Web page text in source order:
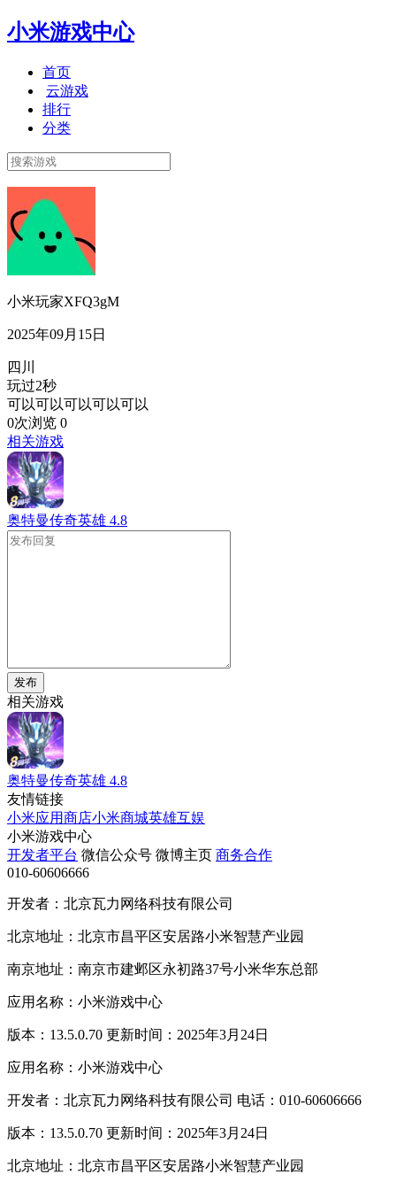
小米游戏中心
首页
云游戏
排行
分类
小米玩家XFQ3gM
2025年09月15日
四川
玩过2秒
可以可以可以可以可以
0次浏览 0
相关游戏
奥特曼传奇英雄 4.8
发布
相关游戏
奥特曼传奇英雄 4.8
友情链接
小米应用商店小米商城英雄互娱
小米游戏中心
开发者平台 微信公众号 微博主页 商务合作
010-60606666
开发者：北京瓦力网络科技有限公司
北京地址：北京市昌平区安居路小米智慧产业园
南京地址：南京市建邺区永初路37号小米华东总部
应用名称：小米游戏中心
版本：13.5.0.70 更新时间：2025年3月24日
应用名称：小米游戏中心
开发者：北京瓦力网络科技有限公司 电话：010-60606666
版本：13.5.0.70 更新时间：2025年3月24日
北京地址：北京市昌平区安居路小米智慧产业园